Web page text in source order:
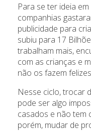
Para se ter ideia
companhias
publicidade para
subiu para 17
trabalham mais,
com as crianças e
não os fazem
Nesse ciclo, trocar
pode ser algo
casados e não tem
porém, mudar de